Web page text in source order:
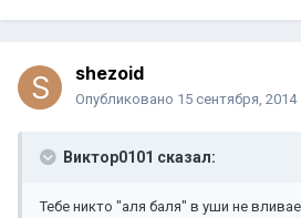
shezoid
Опубликовано 15 сентября, 2014
Виктор0101 сказал:
Тебе никто "аля баля" в уши не